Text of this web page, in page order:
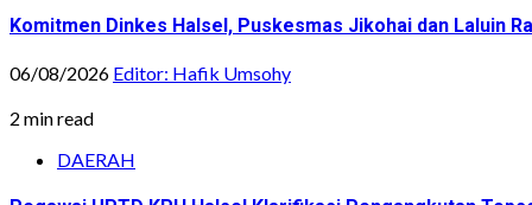
Komitmen Dinkes Halsel, Puskesmas Jikohai dan Laluin
06/08/2026 Editor: Hafik Umsohy
2 min read
DAERAH